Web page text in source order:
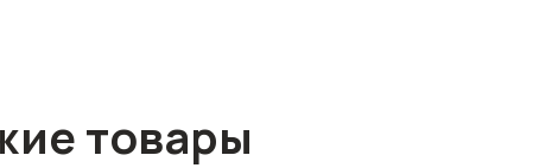
товары